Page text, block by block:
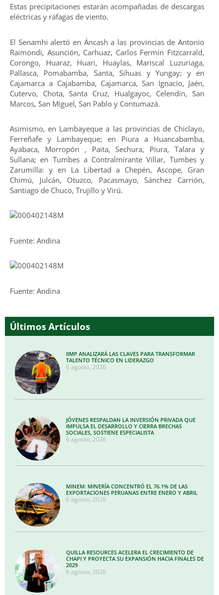
Estas precipitaciones estarán acompañadas de descargas
eléctricas y ráfagas de viento.
El Senamhi alertó en Áncash a las provincias de Antonio
Raimondi, Asunción, Carhuaz, Carlos Fermín Fitzcarrald,
Corongo, Huaraz, Huari, Huaylas, Mariscal Luzuriaga,
Pallasca, Pomabamba, Santa, Sihuas y Yungay; y en
Cajamarca a Cajabamba, Cajamarca, San Ignacio, Jaén,
Cutervo, Chota, Santa Cruz, Hualgayoc, Celendín, San
Marcos, San Miguel, San Pablo y Contumazá.
Asimismo, en Lambayeque a las provincias de Chiclayo,
Ferreñafe y Lambayeque; en Piura a Huancabamba,
Ayabaca, Morropón , Paita, Sechura, Piura, Talara y
Sullana; en Tumbes a Contralmirante Villar, Tumbes y
Zarumilla: y en La Libertad a Chepén, Ascope, Gran
Chimú, Julcán, Otuzco, Pacasmayo, Sánchez Carrión,
Santiago de Chuco, Trujillo y Virú.
Fuente: Andina
Fuente: Andina
Últimos Artículos
IIMP ANALIZARÁ LAS CLAVES PARA TRANSFORMAR
TALENTO TÉCNICO EN LIDERAZGO
6 agosto, 2026
JÓVENES RESPALDAN LA INVERSIÓN PRIVADA QUE
IMPULSA EL DESARROLLO Y CIERRA BRECHAS
SOCIALES, SOSTIENE ESPECIALISTA
6 agosto, 2026
MINEM: MINERÍA CONCENTRÓ EL 76.1% DE LAS
EXPORTACIONES PERUANAS ENTRE ENERO Y ABRIL
6 agosto, 2026
QUILLA RESOURCES ACELERA EL CRECIMIENTO DE
CHAPI Y PROYECTA SU EXPANSIÓN HACIA FINALES DE
2029
6 agosto, 2026